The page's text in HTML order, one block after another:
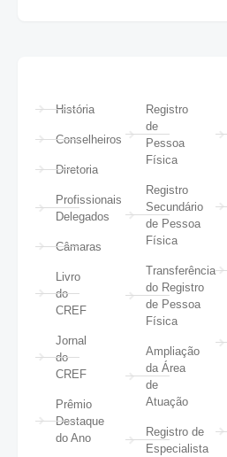
História
Conselheiros
Diretoria
Profissionais
Delegados
Câmaras
Livro
do
CREF
Jornal
do
CREF
Prêmio
Destaque
do Ano
Registro
de
Pessoa
Física
Registro
Secundário
de Pessoa
Física
Transferência
do Registro
de Pessoa
Física
Ampliação
da Área
de
Atuação
Registro de
Especialista